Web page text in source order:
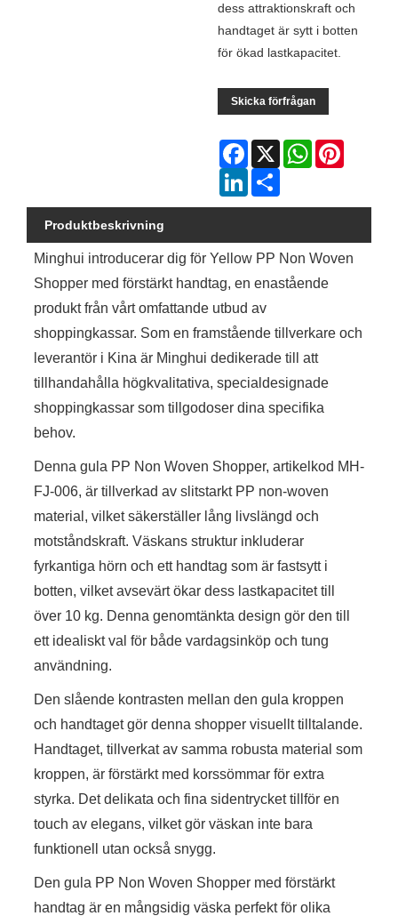
dess attraktionskraft och
handtaget är sytt i botten
för ökad lastkapacitet.
Skicka förfrågan
Facebook
X WhatsApp
LinkedIn
Produktbeskrivning
Minghui introducerar dig för Yellow PP Non Woven
Shopper med förstärkt handtag, en enastående
produkt från vårt omfattande utbud av
shoppingkassar. Som en framstående tillverkare och
leverantör i Kina är Minghui dedikerade till att
tillhandahålla högkvalitativa, specialdesignade
shoppingkassar som tillgodoser dina specifika
behov.
Denna gula PP Non Woven Shopper, artikelkod MH-
FJ-006, är tillverkad av slitstarkt PP non-woven
material, vilket säkerställer lång livslängd och
motståndskraft. Väskans struktur inkluderar
fyrkantiga hörn och ett handtag som är fastsytt i
botten, vilket avsevärt ökar dess lastkapacitet till
över 10 kg. Denna genomtänkta design gör den till
ett idealiskt val för både vardagsinköp och tung
användning.
Den slående kontrasten mellan den gula kroppen
och handtaget gör denna shopper visuellt tilltalande.
Handtaget, tillverkat av samma robusta material som
kroppen, är förstärkt med korssömmar för extra
styrka. Det delikata och fina sidentrycket tillför en
touch av elegans, vilket gör väskan inte bara
funktionell utan också snygg.
Den gula PP Non Woven Shopper med förstärkt
handtag är en mångsidig väska perfekt för olika